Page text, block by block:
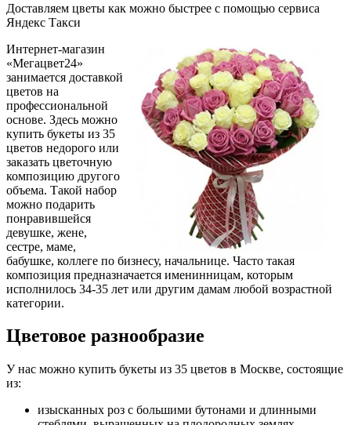
Доставляем цветы как можно быстрее с помощью сервиса
Яндекс Такси
Интернет-магазин
«Мегацвет24»
занимается доставкой
цветов на
профессиональной
основе. Здесь можно
купить букеты из 35
цветов недорого или
заказать цветочную
композицию другого
объема. Такой набор
можно подарить
понравившейся
девушке, жене,
сестре, маме,
бабушке, коллеге по бизнесу, начальнице. Часто такая
композиция предназначается именинницам, которым
исполнилось 34-35 лет или другим дамам любой возрастной
категории.
Цветовое разнообразие
У нас можно купить букеты из 35 цветов в Москве, состоящие
из:
изысканных роз с большими бутонами и длинными